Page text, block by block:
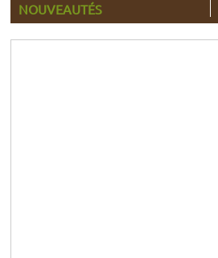
NOUVEAUTÉS